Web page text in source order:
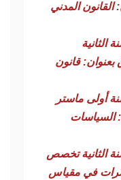
المدني
الثانية
قانون
أولى ماستر
السياسات
الثانية تخصص
في مقياس